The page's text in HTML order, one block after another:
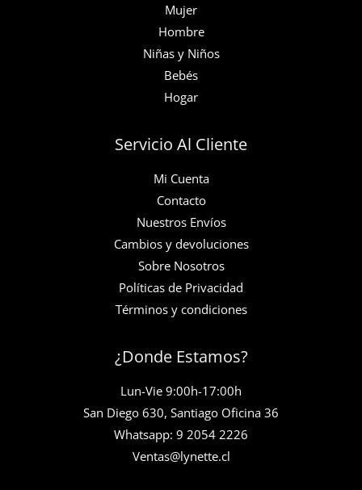
Mujer
Hombre
Niñas y Niños
Bebés
Hogar
Servicio Al Cliente
Mi Cuenta
Contacto
Nuestros Envíos
Cambios y devoluciones
Sobre Nosotros
Políticas de Privacidad
Términos y condiciones
¿Donde Estamos?
Lun-Vie 9:00h-17:00h
San Diego 630, Santiago Oficina 36
Whatsapp: 9 2054 2226
Ventas@lynette.cl